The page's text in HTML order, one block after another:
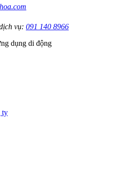
vụ: 091 140 8966
dụng di động
ty